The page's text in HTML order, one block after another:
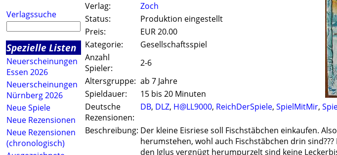
Verlagssuche
Spezielle Listen
Neuerscheinungen
Essen 2026
Neuerscheinungen
Nürnberg 2026
Neue Spiele
Neue Rezensionen
Neue Rezensionen
(chronologisch)
Verlag:
Zoch
Status:
Produktion eingestellt
Preis:
EUR 20.00
Kategorie:
Gesellschaftsspiel
Anzahl
Spieler:
2-6
Altersgruppe: ab 7 Jahre
Spieldauer:
15 bis 20 Minuten
Deutsche
Rezensionen:
DB, DLZ, H@LL9000, ReichDerSpiele, SpielMitMir,
Beschreibung: Der kleine Eisriese soll Fischstäbchen einkaufen.
herumstehen, wohl auch Fischstäbchen drin
den Iglus vergnügt herumpurzelt sind keine